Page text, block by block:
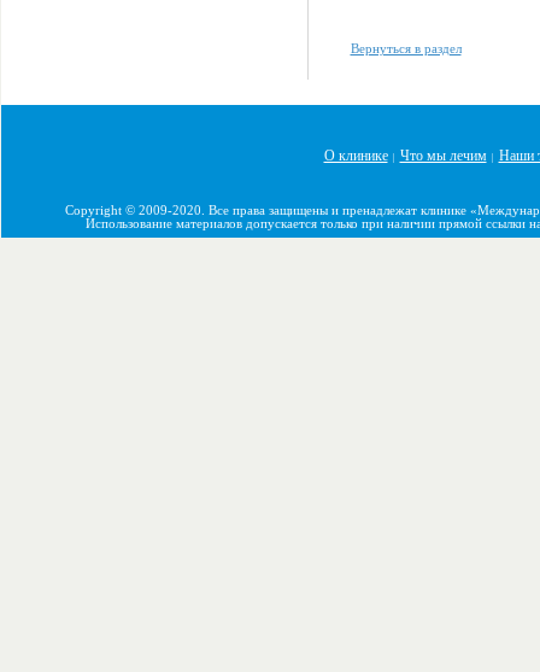
Вернуться в раздел
О клинике| Что мы лечим| Наши
Copyright © 2009-2020. Все права защищены и пренадлежат клинике
Использование материалов допускается только при наличии прямой ссылки